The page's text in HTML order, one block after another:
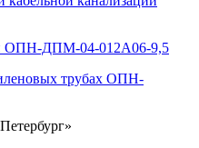
ОПН-ДПМ-04-012А06-9,5
трубах ОПН-